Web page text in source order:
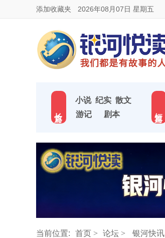
添加收藏夹 2026年08月07日 星期五
小说 纪实 散文
游记
剧本
当前位置: 首页 论坛 银河快讯